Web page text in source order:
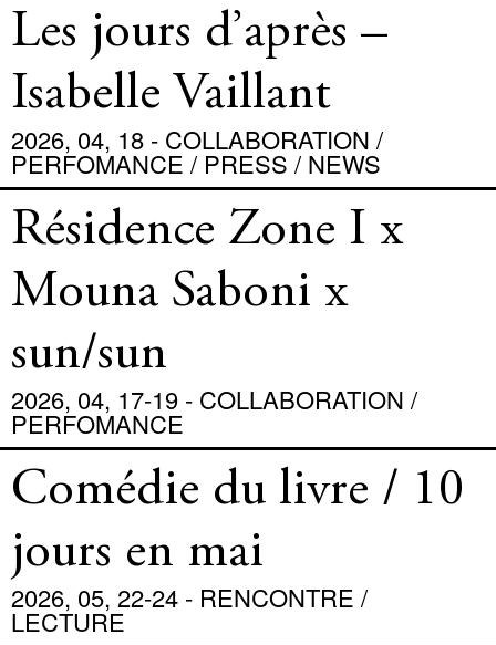
Les jours d’après –
Isabelle Vaillant
2026, 04, 18 - COLLABORATION /
PERFOMANCE / PRESS / NEWS
Résidence Zone I x
Mouna Saboni x
sun/sun
2026, 04, 17-19 - COLLABORATION /
PERFOMANCE
Comédie du livre / 10
jours en mai
2026, 05, 22-24 - RENCONTRE /
LECTURE